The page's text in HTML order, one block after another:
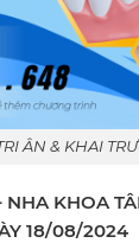
ÂN & KHAI
NHA KHOA
18/08/2024